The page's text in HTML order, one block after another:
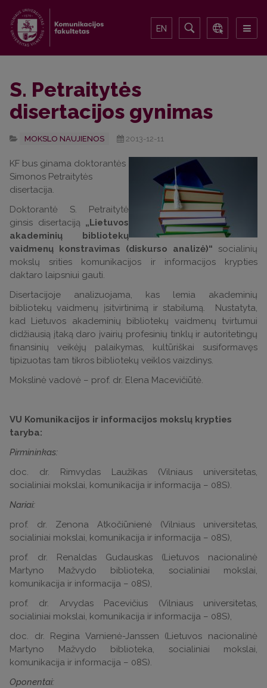
EN
S. Petraitytės
disertacijos gynimas
MOKSLO NAUJIENOS 2013-12-11
KF bus ginama doktorantės
Simonos Petraitytės
disertacija.
Doktorantė S. Petraitytė
ginsis disertaciją „Lietuvos
akademinių bibliotekų
vaidmenų konstravimas (diskurso analizė)“ socialinių
mokslų srities komunikacijos ir informacijos krypties
daktaro laipsniui gauti.
Disertacijoje analizuojama, kas lemia akademinių
bibliotekų vaidmenų įsitvirtinimą ir stabilumą. Nustatyta,
kad Lietuvos akademinių bibliotekų vaidmenų tvirtumui
didžiausią įtaką daro įvairių profesinių tinklų ir autoritetingų
finansinių veikėjų palaikymas, kultūriškai susiformavęs
tipizuotas tam tikros bibliotekų veiklos vaizdinys.
Mokslinė vadovė – prof. dr. Elena Macevičiūtė.
VU Komunikacijos ir informacijos mokslų krypties
taryba:
Pirmininkas:
doc. dr. Rimvydas Laužikas (Vilniaus universitetas,
socialiniai mokslai, komunikacija ir informacija – 08S).
Nariai:
prof. dr. Zenona Atkočiūnienė (Vilniaus universitetas,
socialiniai mokslai, komunikacija ir informacija – 08S),
prof. dr. Renaldas Gudauskas (Lietuvos nacionalinė
Martyno Mažvydo biblioteka, socialiniai mokslai,
komunikacija ir informacija – 08S),
prof. dr. Arvydas Pacevičius (Vilniaus universitetas,
socialiniai mokslai, komunikacija ir informacija – 08S),
doc. dr. Regina Varnienė-Janssen (Lietuvos nacionalinė
Martyno Mažvydo biblioteka, socialiniai mokslai,
komunikacija ir informacija – 08S).
Oponentai: